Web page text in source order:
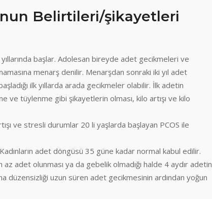
Belirtileri/şikayetleri
başlar. Adolesan bireyde adet gecikmeleri ve
menarş denilir. Menarşdan sonraki iki yıl adet
ilk yıllarda arada gecikmeler olabilir. İlk adetin
ve tüylenme gibi şikayetlerin olması, kilo artışı ve kilo
ve stresli durumlar 20 li yaşlarda başlayan PCOS ile
adet döngüsü 35 güne kadar normal kabul edilir.
adet olunması ya da gebelik olmadığı halde 4 aydır adetin
düzensizliği uzun süren adet gecikmesinin ardından yoğun